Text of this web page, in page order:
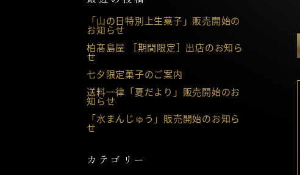
「山の日特別上生菓子」販売開始の
お知らせ
柏髙島屋 ［期間限定］出店のお知ら
せ
七夕限定菓子のご案内
送料一律「夏だより」販売開始のお
知らせ
「水まんじゅう」販売開始のお知ら
せ
カテゴリー